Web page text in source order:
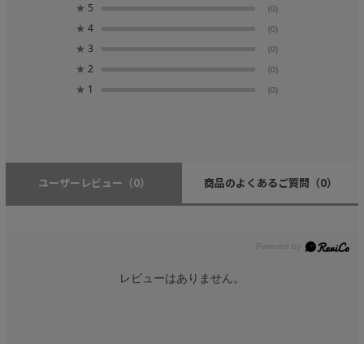
★ 5 (0)
★ 4 (0)
★ 3 (0)
★ 2 (0)
★ 1 (0)
ユーザーレビュー （0） 商品のよくあるご質問 （0）
レビューはありません。